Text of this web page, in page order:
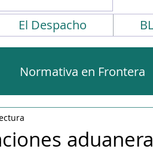
El Despacho
Normativa en Frontera